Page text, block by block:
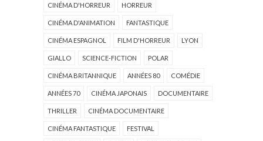
CINÉMA D'HORREUR HORREUR
CINÉMA D'ANIMATION FANTASTIQUE
CINÉMA ESPAGNOL FILM D'HORREUR LYON
GIALLO SCIENCE-FICTION POLAR
CINÉMA BRITANNIQUE ANNÉES 80 COMÉDIE
ANNÉES 70 CINÉMA JAPONAIS DOCUMENTAIRE
THRILLER CINÉMA DOCUMENTAIRE
CINÉMA FANTASTIQUE FESTIVAL